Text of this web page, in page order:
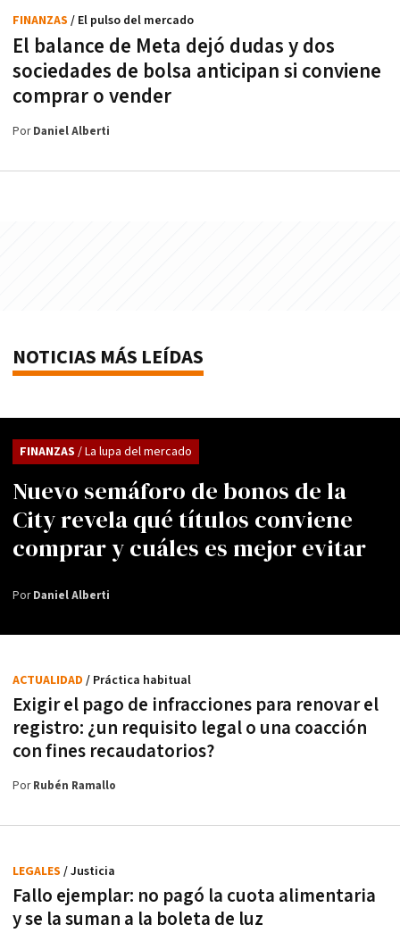
El balance de Meta dejó dudas y dos
sociedades de bolsa anticipan si conviene
comprar o vender
FINANZAS / El pulso del mercado
PorDaniel Alberti
NOTICIAS MÁS LEÍDAS
Nuevo semáforo de bonos de la
City revela qué títulos conviene
comprar y cuáles es mejor evitar
FINANZAS / La lupa del mercado
PorDaniel Alberti
Exigir el pago de infracciones para renovar el
registro: ¿un requisito legal o una coacción
con fines recaudatorios?
ACTUALIDAD / Práctica habitual
PorRubén Ramallo
Fallo ejemplar: no pagó la cuota alimentaria
y se la suman a la boleta de luz
LEGALES / Justicia